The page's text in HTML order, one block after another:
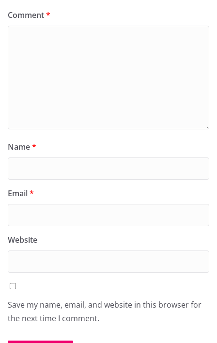
Comment*
Name*
Email*
Website
Save my name, email, and website in this browser for
the next time I comment.